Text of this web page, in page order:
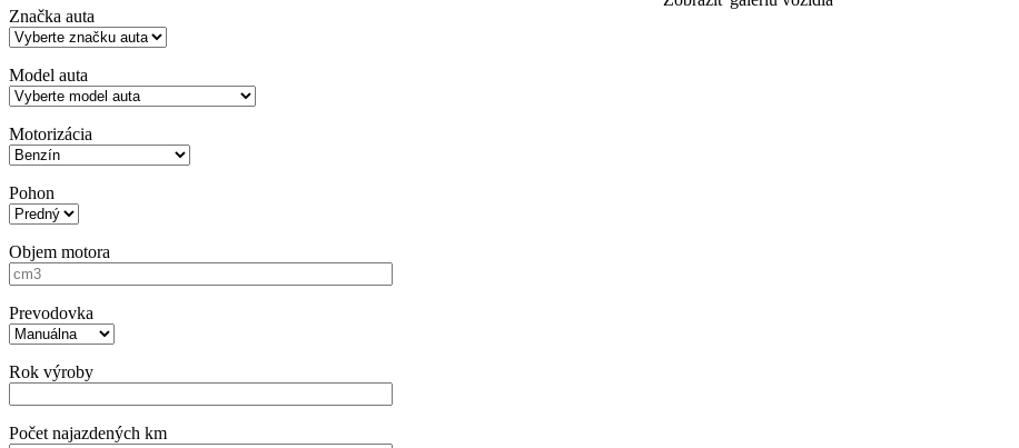
Značka auta
Model auta
Motorizácia
Pohon
Objem motora
Prevodovka
Rok výroby
Počet najazdených km